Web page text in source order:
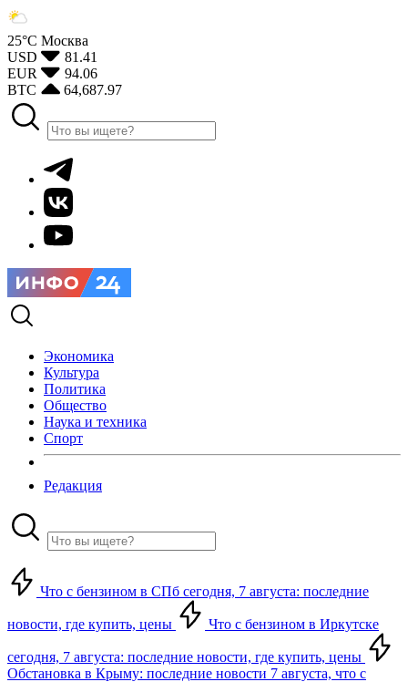
25°С Москва
USD
81.41
EUR
94.06
BTC
64,687.97
Экономика
Культура
Политика
Общество
Наука и техника
Спорт
Редакция
Что с бензином в СПб сегодня, 7 августа: последние
новости, где купить, цены Что с бензином в Иркутске
сегодня, 7 августа: последние новости, где купить, цены
Обстановка в Крыму: последние новости 7 августа, что с